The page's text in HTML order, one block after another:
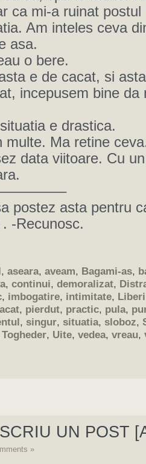
ca mi-a ruinat postul
Am inteles ceva
asa.
o bere.
e de cacat, si
incepusem bine da
e drastica.
multe. Ma retine
data viitoare. Cu
postez asta pentru
-Recunosc.
, aseara, aveam, Bagami-as,
, continui, demoralizat,
, imbogatire, intimitate, Liberi
, pierdut, practic, pula,
, singur, situatia, sloboz,
Togheder, Uite, vedea, vreau,
UN POST
»